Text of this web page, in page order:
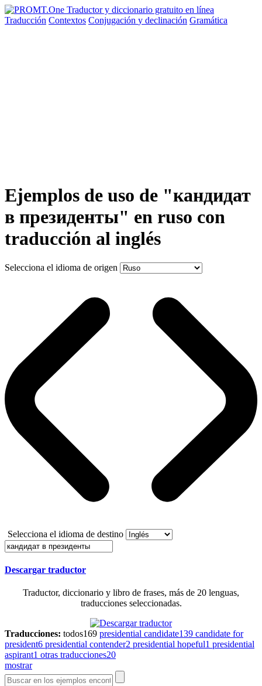
Traducción Contextos Conjugación y declinación Gramática
Ejemplos de uso de "кандидат
в президенты" en ruso con
traducción al inglés
Selecciona el idioma de origen
Selecciona el idioma de destino
Descargar traductor
Traductor, diccionario y libro de frases, más de 20 lenguas,
traducciones seleccionadas.
Traducciones: todos169 presidential candidate139 candidate for
president6 presidential contender2 presidential hopeful1 presidential
aspirant1 otras traducciones20
mostrar